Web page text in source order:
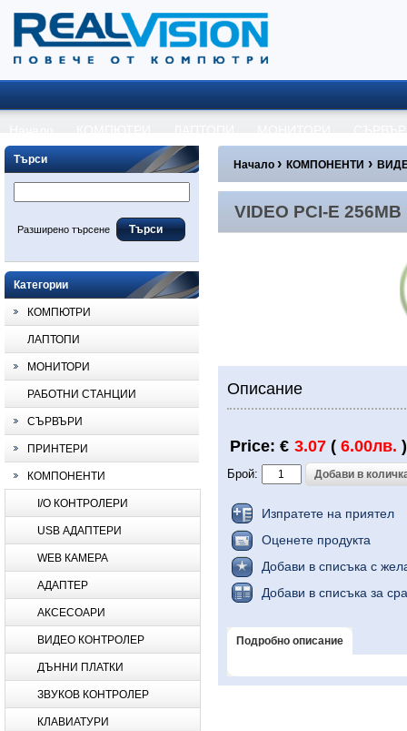
Търси
Разширено търсене
Категории
КОМПЮТРИ
ЛАПТОПИ
МОНИТОРИ
РАБОТНИ СТАНЦИИ
СЪРВЪРИ
ПРИНТЕРИ
КОМПОНЕНТИ
I/O КОНТРОЛЕРИ
USB АДАПТЕРИ
WEB КАМЕРА
АДАПТЕР
АКСЕСОАРИ
ВИДЕО КОНТРОЛЕР
ДЪННИ ПЛАТКИ
ЗВУКОВ КОНТРОЛЕР
КЛАВИАТУРИ
Начало › КОМПОНЕНТИ ›
VIDEO PCI-E 256MB
VIDEO PCI-E
Описание
Price: € 3.07( 6.00лв. )
Брой:
Изпратете на приятел
Оценете продукта
Добави в списъка с
Добави в списъка за
Подробно описание